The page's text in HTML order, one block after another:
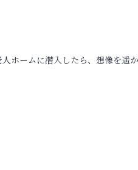
ホームに潜入したら、想像を遥